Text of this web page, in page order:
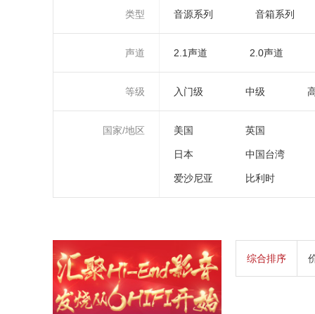
类型 音源系列 音箱系列
声道 2.1声道 2.0声道
等级 入门级 中级
国家/地区 美国 英国
日本 中国台湾
爱沙尼亚 比利时
综合排序